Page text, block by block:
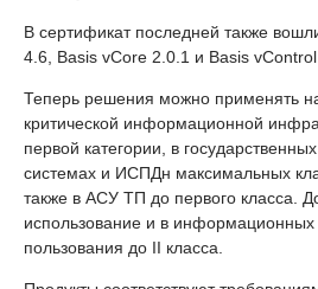
В сертификат последней также
4.6, Basis vCore 2.0.1 и Basis
Теперь решения можно применять
критической информационной
первой категории, в
системах и ИСПДн максимальных
также в АСУ ТП до первого класса.
использование и в
пользования до II класса.